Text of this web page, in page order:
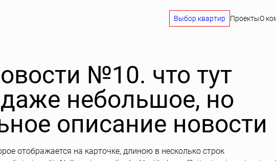
Выбор квартир ПроектыО
№10. что тут
небольшое, но
описание новости
отображается на карточке, длиною в несколько строк